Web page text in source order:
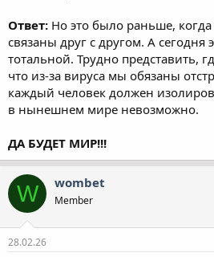
Ответ: Но это было раньше,
связаны друг с другом. А сегодня
тотальной. Трудно представить,
что из-за вируса мы обязаны
каждый человек должен
в нынешнем мире невозможно.
ДА БУДЕТ МИР!!!
W wombet
Member
28.02.26